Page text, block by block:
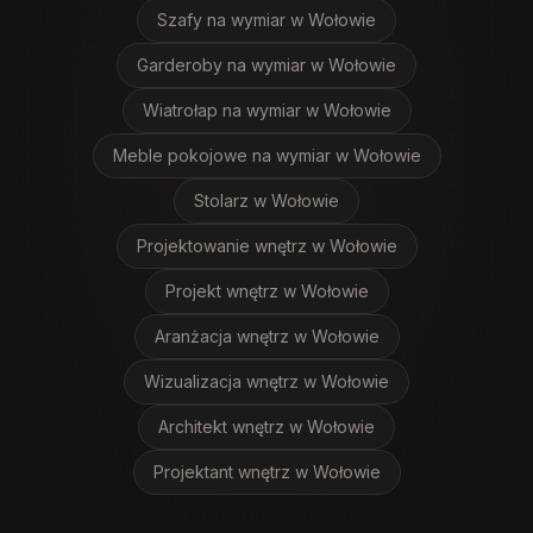
Szafy na wymiar w Wołowie
Garderoby na wymiar w Wołowie
Wiatrołap na wymiar w Wołowie
Meble pokojowe na wymiar w Wołowie
Stolarz w Wołowie
Projektowanie wnętrz w Wołowie
Projekt wnętrz w Wołowie
Aranżacja wnętrz w Wołowie
Wizualizacja wnętrz w Wołowie
Architekt wnętrz w Wołowie
Projektant wnętrz w Wołowie